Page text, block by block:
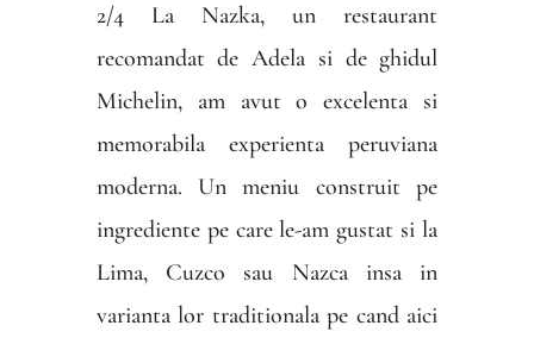
2/4 La Nazka, un restaurant
recomandat de Adela si de ghidul
Michelin, am avut o excelenta si
memorabila experienta peruviana
moderna. Un meniu construit pe
ingrediente pe care le-am gustat si la
Lima, Cuzco sau Nazca insa in
varianta lor traditionala pe cand aici